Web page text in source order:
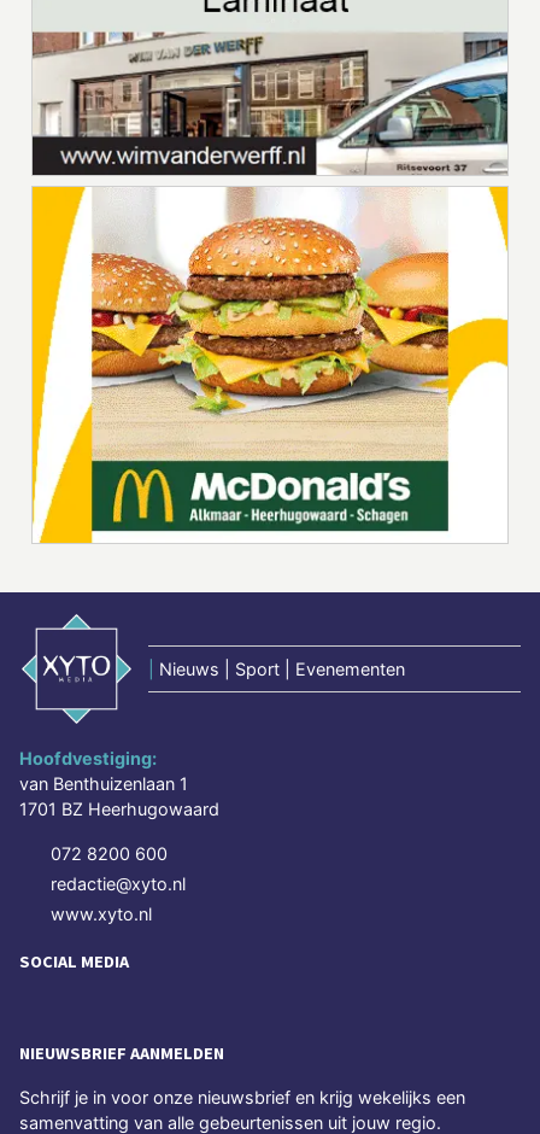
Nieuws | Sport | Evenementen
Hoofdvestiging:
van Benthuizenlaan 1
1701 BZ Heerhugowaard
072 8200 600
redactie@xyto.nl
www.xyto.nl
SOCIAL MEDIA
NIEUWSBRIEF AANMELDEN
Schrijf je in voor onze nieuwsbrief en krijg wekelijks een
samenvatting van alle gebeurtenissen uit jouw regio.